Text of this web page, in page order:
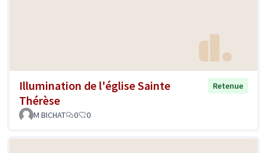
Illumination de l'église Sainte
Thérèse
Retenue
M BICHAT 0 0